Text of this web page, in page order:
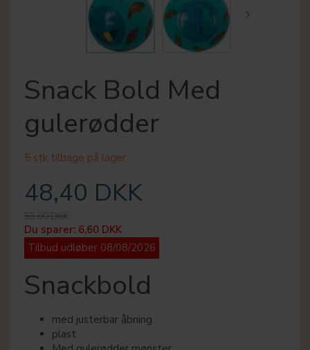
Snack Bold Med
gulerødder
5 stk tilbage på lager
48,40 DKK
55,00 DKK
Du sparer: 6,60 DKK
Tilbud udløber 08/08/2026
Snackbold
med justerbar åbning
plast